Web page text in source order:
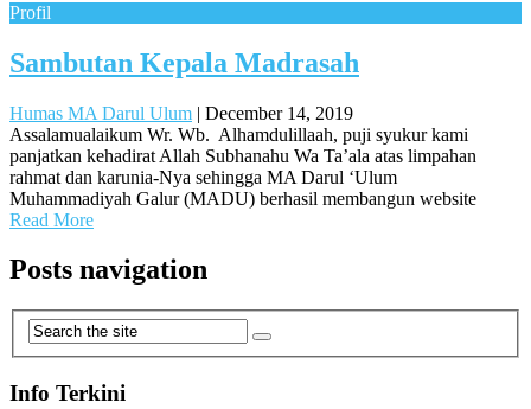
Profil
Sambutan Kepala Madrasah
Humas MA Darul Ulum | December 14, 2019
Assalamualaikum Wr. Wb. Alhamdulillaah, puji syukur kami
panjatkan kehadirat Allah Subhanahu Wa Ta’ala atas limpahan
rahmat dan karunia-Nya sehingga MA Darul ‘Ulum
Muhammadiyah Galur (MADU) berhasil membangun website
Read More
Posts navigation
Info Terkini